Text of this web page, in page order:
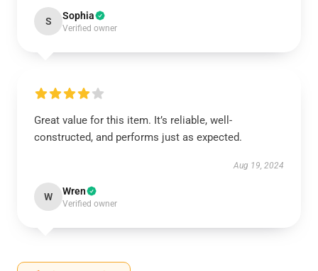
S Sophia
Verified owner
Great value for this item. It’s reliable, well-
constructed, and performs just as expected.
Aug 19, 2024
W Wren
Verified owner